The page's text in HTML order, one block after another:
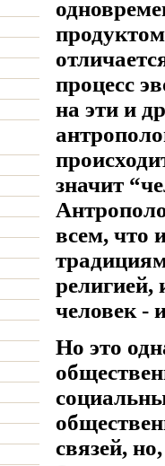
процесс
на эти и
значит
всем, что
религией,
человек -
Но это
связей,